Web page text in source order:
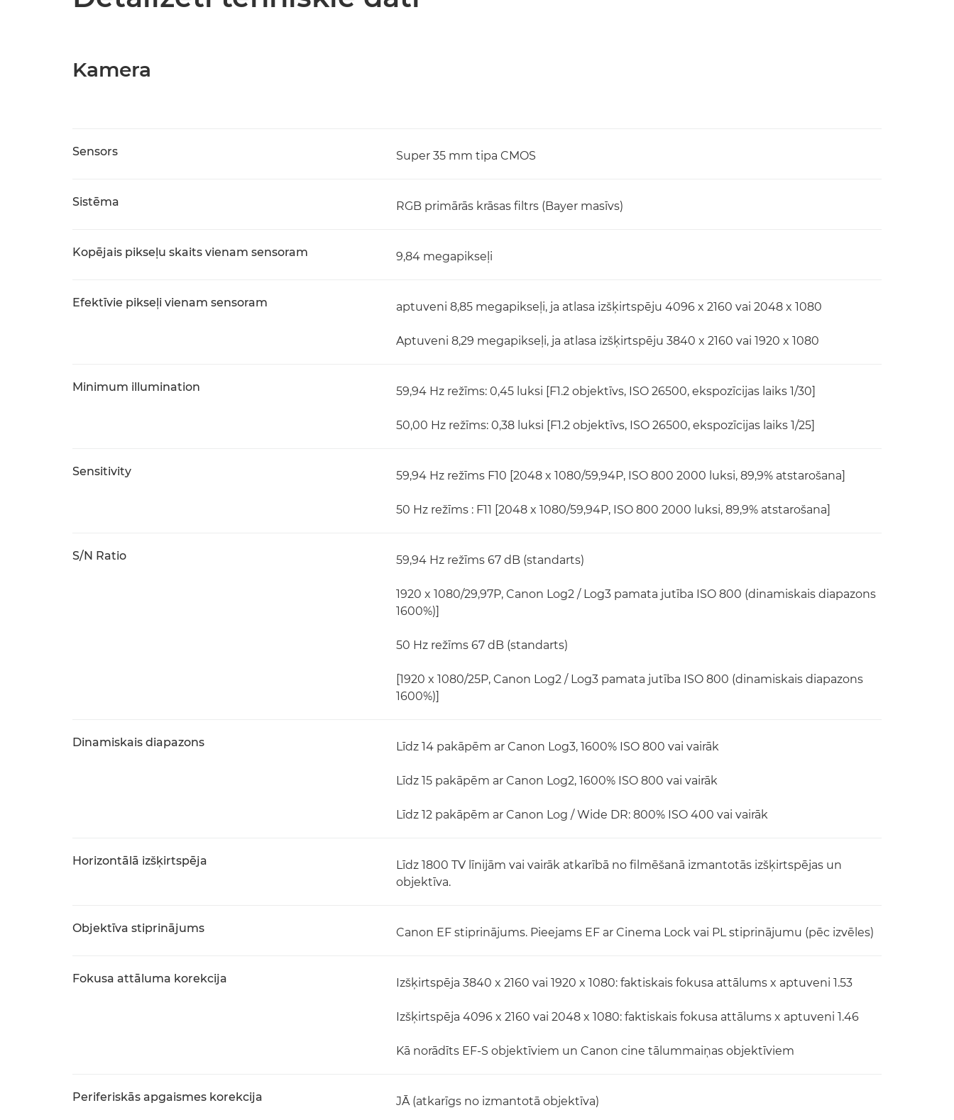
Kamera
Sensors Super 35 mm tipa CMOS
Sistēma RGB primārās krāsas filtrs (Bayer masīvs)
Kopējais pikseļu skaits vienam sensoram 9,84 megapikseļi
Efektīvie pikseļi vienam sensoram aptuveni 8,85 megapikseļi, ja atlasa izšķirtspēju 4096 x 2160 vai 2048 x 1080
Aptuveni 8,29 megapikseļi, ja atlasa izšķirtspēju 3840 x 2160 vai 1920 x 1080
Minimum illumination 59,94 Hz režīms: 0,45 luksi [F1.2 objektīvs, ISO 26500, ekspozīcijas laiks 1/30]
50,00 Hz režīms: 0,38 luksi [F1.2 objektīvs, ISO 26500, ekspozīcijas laiks 1/25]
Sensitivity 59,94 Hz režīms F10 [2048 x 1080/59,94P, ISO 800 2000 luksi, 89,9% atstarošana]
50 Hz režīms : F11 [2048 x 1080/59,94P, ISO 800 2000 luksi, 89,9% atstarošana]
S/N Ratio 59,94 Hz režīms 67 dB (standarts)
1920 x 1080/29,97P, Canon Log2 / Log3 pamata jutība ISO 800 (dinamiskais diapazons
1600%)]
50 Hz režīms 67 dB (standarts)
[1920 x 1080/25P, Canon Log2 / Log3 pamata jutība ISO 800 (dinamiskais diapazons
1600%)]
Dinamiskais diapazons Līdz 14 pakāpēm ar Canon Log3, 1600% ISO 800 vai vairāk
Līdz 15 pakāpēm ar Canon Log2, 1600% ISO 800 vai vairāk
Līdz 12 pakāpēm ar Canon Log / Wide DR: 800% ISO 400 vai vairāk
Horizontālā izšķirtspēja
Līdz 1800 TV līnijām vai vairāk atkarībā no filmēšanā izmantotās izšķirtspējas un
objektīva.
Objektīva stiprinājums Canon EF stiprinājums. Pieejams EF ar Cinema Lock vai PL stiprinājumu (pēc izvēles)
Fokusa attāluma korekcija Izšķirtspēja 3840 x 2160 vai 1920 x 1080: faktiskais fokusa attālums x aptuveni 1.53
Izšķirtspēja 4096 x 2160 vai 2048 x 1080: faktiskais fokusa attālums x aptuveni 1.46
Kā norādīts EF-S objektīviem un Canon cine tālummaiņas objektīviem
Periferiskās apgaismes korekcija JĀ (atkarīgs no izmantotā objektīva)